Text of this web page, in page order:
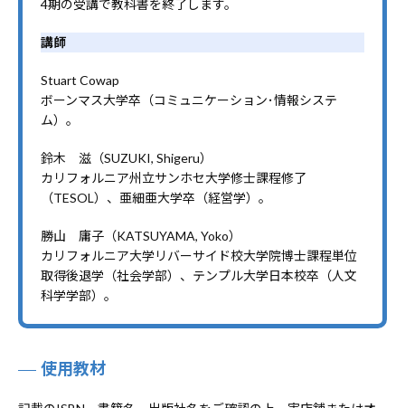
4期の受講で教科書を終了します。
講師
Stuart Cowap
ボーンマス大学卒（コミュニケーション･情報システ
ム）。
鈴木 滋（SUZUKI, Shigeru）
カリフォルニア州立サンホセ大学修士課程修了
（TESOL）、亜細亜大学卒（経営学）。
勝山 庸子（KATSUYAMA, Yoko）
カリフォルニア大学リバーサイド校大学院博士課程単位
取得後退学（社会学部）、テンプル大学日本校卒（人文
科学学部）。
使用教材